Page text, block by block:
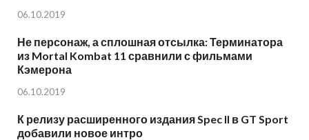
06.10.2019
Не персонаж, а сплошная отсылка: Терминатора
из Mortal Kombat 11 сравнили с фильмами
Кэмерона
06.10.2019
К релизу расширенного издания Spec II в GT Sport
добавили новое интро